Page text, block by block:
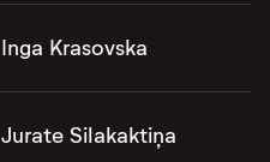
Inga Krasovska
Jurate Silakaktiņa